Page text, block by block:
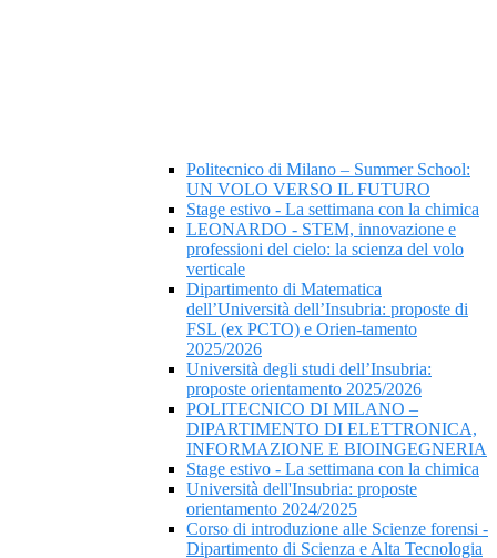
Politecnico di Milano – Summer School:
UN VOLO VERSO IL FUTURO
Stage estivo - La settimana con la chimica
LEONARDO - STEM, innovazione e
professioni del cielo: la scienza del volo
verticale
Dipartimento di Matematica
dell’Università dell’Insubria: proposte di
FSL (ex PCTO) e Orien-tamento
2025/2026
Università degli studi dell’Insubria:
proposte orientamento 2025/2026
POLITECNICO DI MILANO –
DIPARTIMENTO DI ELETTRONICA,
INFORMAZIONE E BIOINGEGNERIA
Stage estivo - La settimana con la chimica
Università dell'Insubria: proposte
orientamento 2024/2025
Corso di introduzione alle Scienze forensi -
Dipartimento di Scienza e Alta Tecnologia